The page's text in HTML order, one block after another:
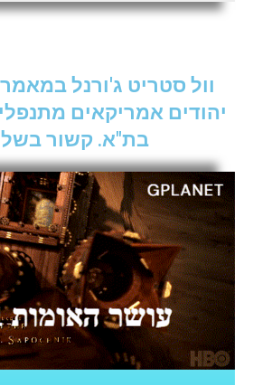
וול סטריט ג'ורנל
יהודים אמריקאים
בת"א. קשור